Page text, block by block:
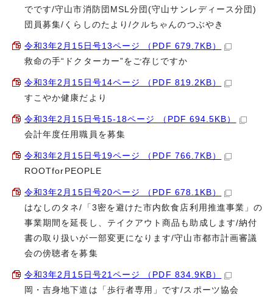
でです/守山市消防団MSL分団(守山サンレディース分団)
団員募集/くらしのたより/クルちゃんのつぶやき
令和3年2月15日号13ページ （PDF 679.7KB）
救命の手“ドクターカー”をご存じですか
令和3年2月15日号14ページ （PDF 819.2KB）
すこやか健康だより
令和3年2月15日号15-18ページ （PDF 694.5KB）
会計年度任用職員を募集
令和3年2月15日号19ページ （PDF 766.7KB）
ROOTforPEOPLE
令和3年2月15日号20ページ （PDF 678.1KB）
はなしのタネ/「3密を避けた市内飲食店利用推進事業」の
事業期間を延長し、テイクアウト商品も助成します/納付
書の取り扱いが一部変更になります/守山市都市計画審議
会の傍聴者を募集
令和3年2月15日号21ページ （PDF 834.9KB）
岡・吉身地下道は「歩行者専用」です/スポーツ協会